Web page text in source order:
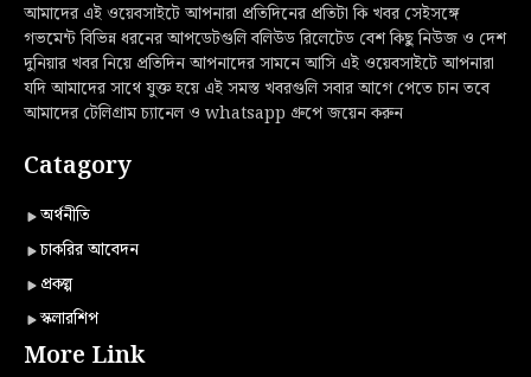
আমাদের এই ওয়েবসাইটে আপনারা প্রতিদিনের প্রতিটা কি খবর সেইসঙ্গে
গভমেন্ট বিভিন্ন ধরনের আপডেটগুলি বলিউড রিলেটেড বেশ কিছু নিউজ ও দেশ
দুনিয়ার খবর নিয়ে প্রতিদিন আপনাদের সামনে আসি এই ওয়েবসাইটে আপনারা
যদি আমাদের সাথে যুক্ত হয়ে এই সমস্ত খবরগুলি সবার আগে পেতে চান তবে
আমাদের টেলিগ্রাম চ্যানেল ও whatsapp গ্রুপে জয়েন করুন
Catagory
অর্থনীতি
চাকরির আবেদন
প্রকল্প
স্কলারশিপ
More Link